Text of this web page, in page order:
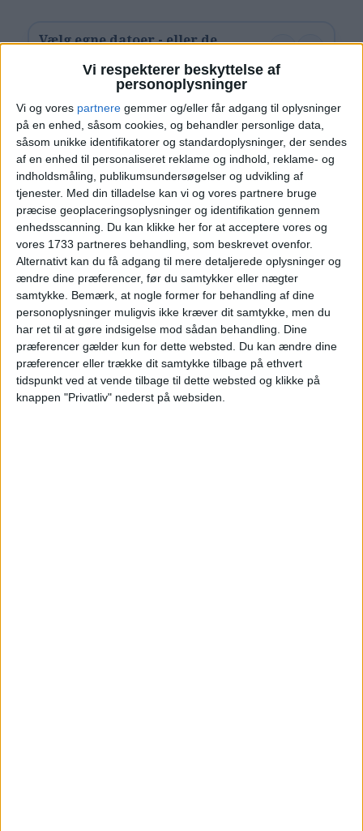
Vi respekterer beskyttelse af
personoplysninger
Vi og vores partnere gemmer og/eller får adgang til oplysninger
på en enhed, såsom cookies, og behandler personlige data,
såsom unikke identifikatorer og standardoplysninger, der sendes
af en enhed til personaliseret reklame og indhold, reklame- og
indholdsmåling, publikumsundersøgelser og udvikling af
tjenester. Med din tilladelse kan vi og vores partnere bruge
præcise geoplaceringsoplysninger og identifikation gennem
enhedsscanning. Du kan klikke her for at acceptere vores og
vores 1733 partneres behandling, som beskrevet ovenfor.
Alternativt kan du få adgang til mere detaljerede oplysninger og
ændre dine præferencer, før du samtykker eller nægter
samtykke. Bemærk, at nogle former for behandling af dine
personoplysninger muligvis ikke kræver dit samtykke, men du
har ret til at gøre indsigelse mod sådan behandling. Dine
præferencer gælder kun for dette websted. Du kan ændre dine
præferencer eller trække dit samtykke tilbage på ethvert
tidspunkt ved at vende tilbage til dette websted og klikke på
knappen "Privatliv" nederst på websiden.
Vælg egne datoer - eller de
‹ ›
maj 2026
Ti Lø Sø
U18 1 2
U19 4 5 6 7 8 9 10
U20 11 12 13 14 15 16 17
U21 18 19 20 21 22 23 24
25 26 27 28 29 30 31
Alternative datoer:
Hotel: 31. maj - 1. jun.
Hotel: 28. - 29. jun.
Hotel: 18. - 19. jul.
Ryd valg Vis hotel